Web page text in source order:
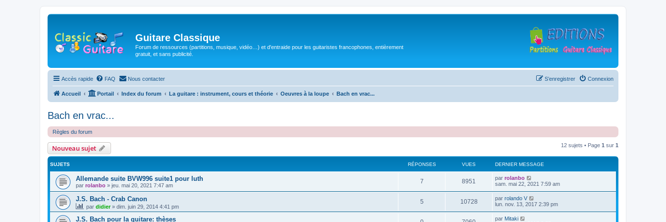
Guitare Classique
Forum de ressources (partitions, musique, vidéo…) et d'entraide pour les guitaristes francophones, entièrement
gratuit, et sans publicité.
Accès rapide FAQ Nous contacter Connexion
S’enregistrer
Accueil Portail Index du forum La guitare : instrument, cours et théorie Oeuvres à la loupe Bach en vrac...
Bach en vrac...
Règles du forum
Nouveau sujet 12 sujets • Page 1 sur 1
SUJETS RÉPONSES VUES DERNIER MESSAGE
Allemande suite BVW996 suite1 pour luth
par rolanbo » jeu. mai 20, 2021 7:47 am
7R
é
o
8951
u
s
D
e
i
e
r
m
par rolanbo
sam. mai 22, 2021 7:59 am
J.S. Bach - Crab Canon
par didier» dim. juin 29, 2014 4:41 pm
5R
é
10728V
u
D
e
par rolando V
lun. nov. 13, 2017 2:39 pm
J.S. Bach pour la guitare: thèses
D
par Mitaki